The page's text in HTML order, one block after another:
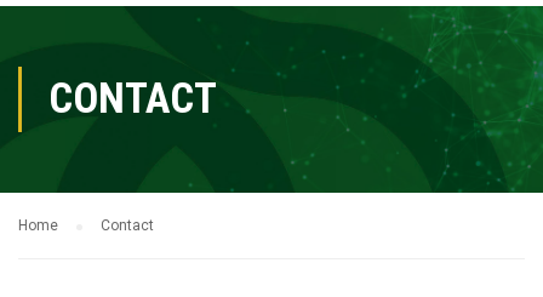
CONTACT
Home Contact